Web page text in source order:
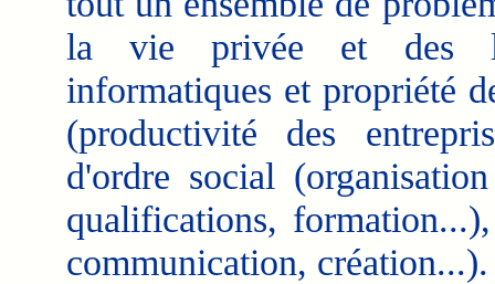
la vie privée et des
informatiques et propriété
(productivité des
d'ordre social
qualifications,
communication, création...).